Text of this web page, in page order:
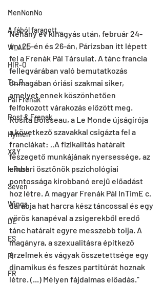
MenNonNo
A fából faragott...
W_ALL
HIR-O
To_R
Pal Frenak
Rost & Frenak
Hymen
X&Y
k.Rush
Seven
Wings
DE
ES
FI
FR
Néhány év kihagyás után, február 24-
én, 25-én és 26-án, Párizsban itt lépett
fel a Frenák Pál Társulat. A tánc francia
fellegvárában való bemutatkozás
önmagában óriási szakmai siker,
amelyet ennek köszönhetően
felfokozott várakozás előzött meg.
Rosita Boisseau, a Le Monde újságírója
a következő szavakkal csigázta fel a
franciákat: ,,A fizikalitás határait
feszegető munkájának nyersessége, az
emberi ösztönök pszichológiai
pontossága kirobbanó erejű előadást
hoz létre. A magyar Frenák Pál InTimE c.
darabja hat harcra kész táncossal és egy
vörös kanapéval a zsigerekből eredő
tánc határait egyre messzebb tolja. A
magányra, a szexualitásra építkező
érzelmek és vágyak összetettsége egy
dinamikus és feszes partitúrát hoznak
létre. (...) Mélyen fájdalmas előadás."